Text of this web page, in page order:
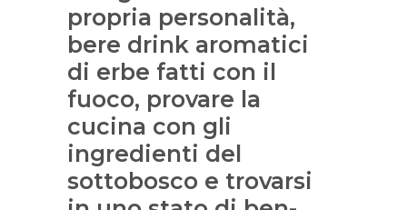
propria personalità,
bere drink aromatici
di erbe fatti con il
fuoco, provare la
cucina con gli
ingredienti del
sottobosco e trovarsi